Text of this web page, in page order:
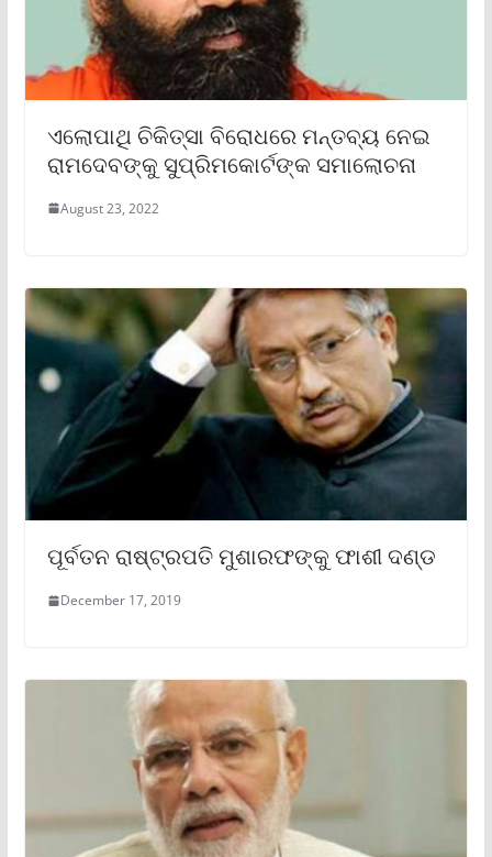
ଏଲୋପାଥି ଚିକିତ୍ସା ବିରୋଧରେ ମନ୍ତବ୍ୟ ନେଇ
ରାମଦେବଙ୍କୁ ସୁପ୍ରିମକୋର୍ଟଙ୍କ ସମାଲୋଚନା
August 23, 2022
ପୂର୍ବତନ ରାଷ୍ଟ୍ରପତି ମୁଶାରଫଙ୍କୁ ଫାଶୀ ଦଣ୍ଡ
December 17, 2019